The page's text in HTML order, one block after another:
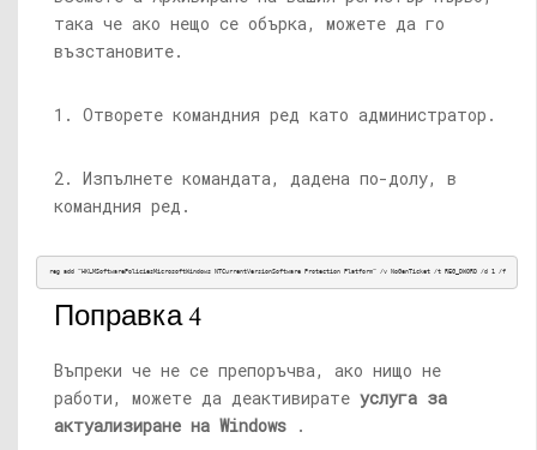
така че ако нещо се обърка, можете да го
възстановите.
1. Отворете командния ред като администратор.
2. Изпълнете командата, дадена по-долу, в
командния ред.
reg add “HKLMSoftwarePoliciesMicrosoftWindows NTCurrentVersionSoftware Protection Platform” /v NoGenTicket /t REG_DWORD /d 1 /f
Поправка 4
Въпреки че не се препоръчва, ако нищо не
работи, можете да деактивирате услуга за
актуализиране на Windows .